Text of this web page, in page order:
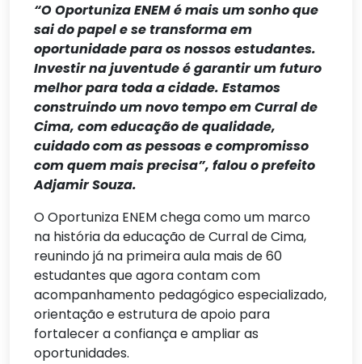
“O Oportuniza ENEM é mais um sonho que
sai do papel e se transforma em
oportunidade para os nossos estudantes.
Investir na juventude é garantir um futuro
melhor para toda a cidade. Estamos
construindo um novo tempo em Curral de
Cima, com educação de qualidade,
cuidado com as pessoas e compromisso
com quem mais precisa”, falou o prefeito
Adjamir Souza.
O Oportuniza ENEM chega como um marco
na história da educação de Curral de Cima,
reunindo já na primeira aula mais de 60
estudantes que agora contam com
acompanhamento pedagógico especializado,
orientação e estrutura de apoio para
fortalecer a confiança e ampliar as
oportunidades.